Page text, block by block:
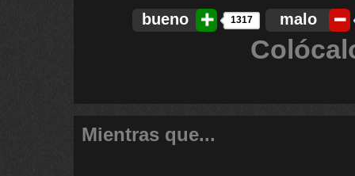
bueno 1317 malo
Mientras que...